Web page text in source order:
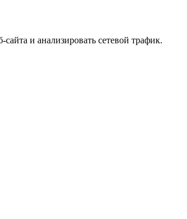
и анализировать сетевой трафик.